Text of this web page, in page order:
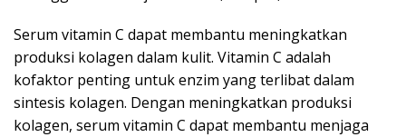
Serum vitamin C dapat membantu meningkatkan
produksi kolagen dalam kulit. Vitamin C adalah
kofaktor penting untuk enzim yang terlibat dalam
sintesis kolagen. Dengan meningkatkan produksi
kolagen, serum vitamin C dapat membantu menjaga